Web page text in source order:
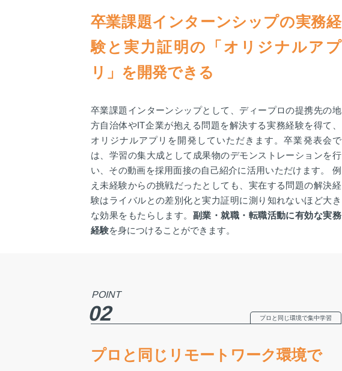
卒業課題インターンシップの実務経
験と実力証明の「オリジナルアプ
リ」を開発できる
卒業課題インターンシップとして、ディープロの提携先の地
方自治体やIT企業が抱える問題を解決する実務経験を得て、
オリジナルアプリを開発していただきます。卒業発表会で
は、学習の集大成として成果物のデモンストレーションを行
い、その動画を採用面接の自己紹介に活用いただけます。 例
え未経験からの挑戦だったとしても、実在する問題の解決経
験はライバルとの差別化と実力証明に測り知れないほど大き
な効果をもたらします。 副業・就職・転職活動に有効な実務
経験を身につけることができます。
POINT
02 プロと同じ環境で集中学習
プロと同じリモートワーク環境で